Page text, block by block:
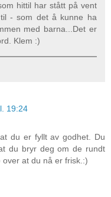
hittil har stått på vent
- som det å kunne ha
med barna...Det er
Klem :)
19:24
du er fyllt av godhet. Du
du bryr deg om de rundt
at du nå er frisk.:)